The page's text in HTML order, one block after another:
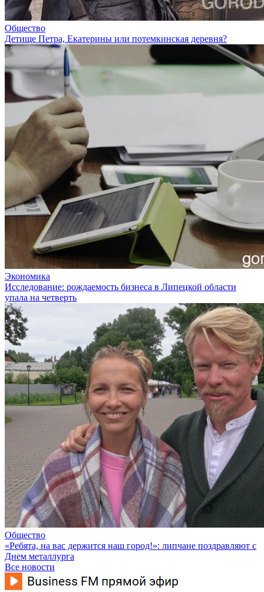
Общество
Детище Петра, Екатерины или потемкинская деревня?
Экономика
Исследование: рождаемость бизнеса в Липецкой области
упала на четверть
Общество
«Ребята, на вас держится наш город!»: липчане поздравляют с
Днем металлурга
Все новости